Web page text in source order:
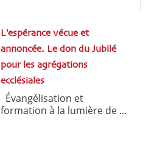
L'espérance vécue et
annoncée. Le don du Jubilé
pour les agrégations
ecclésiales
Évangélisation et
formation à la lumière de ...